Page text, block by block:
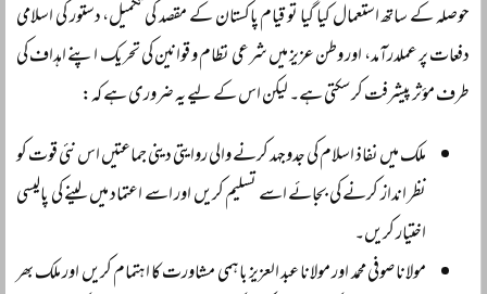
حوصلہ کے ساتھ استعمال کیا گیا تو قیام پاکستان کے مقصد کی تکمیل، دستور کی اسلامی
دفعات پر عملدرآمد، اور وطن عزیز میں شرعی نظام و قوانین کی تحریک اپنے اہداف کی
طرف مؤثر پیشرفت کر سکتی ہے۔ لیکن اس کے لیے یہ ضروری ہے کہ:
ملک میں نفاذ اسلام کی جدوجہد کرنے والی روایتی دینی جماعتیں اس نئی قوت کو
نظر انداز کرنے کی بجائے اسے تسلیم کریں اور اسے اعتماد میں لینے کی پالیسی
اختیار کریں۔
مولانا صوفی محمد اور مولانا عبد العزیز باہمی مشاورت کا اہتمام کریں اور ملک بھر